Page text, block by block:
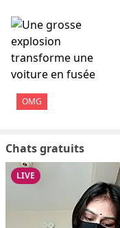
OMG
Chats gratuits